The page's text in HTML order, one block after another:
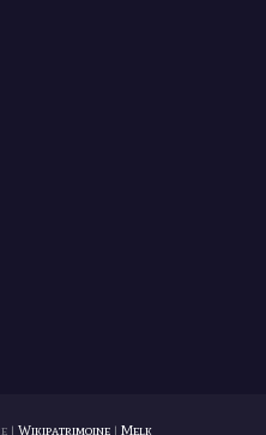
| Wikipatrimoine | Melk